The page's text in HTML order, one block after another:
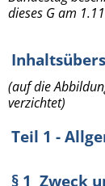
dieses G am
(auf die
verzichtet)
Teil 1 -
§ 1 Zweck